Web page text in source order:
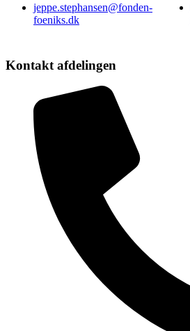
jeppe.stephansen@fonden-
foeniks.dk
Kontakt afdelingen